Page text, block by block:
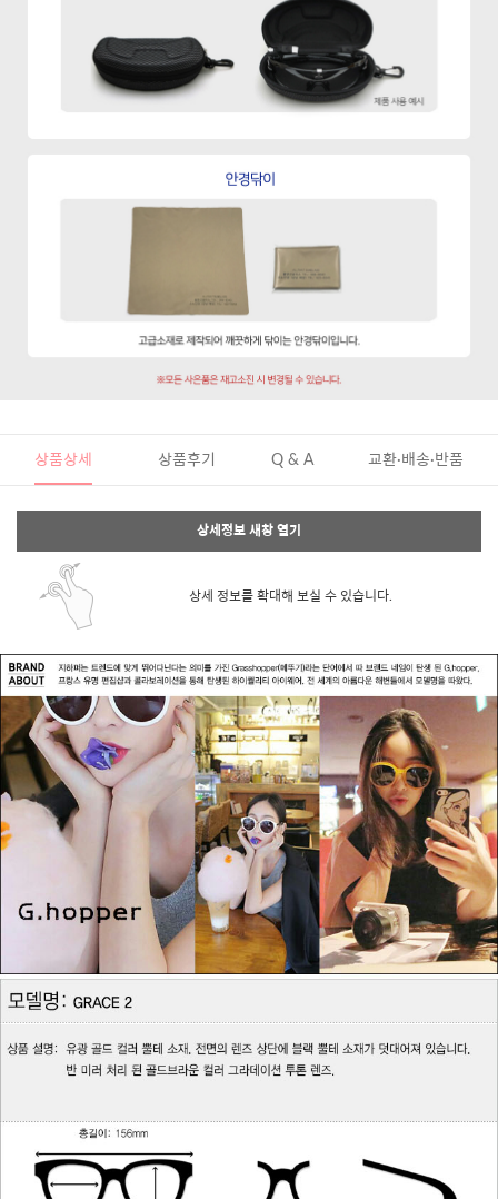
상품상세 상품후기 Q & A 교환·배송·반품
상세정보 새창 열기
상세 정보를 확대해 보실 수 있습니다.